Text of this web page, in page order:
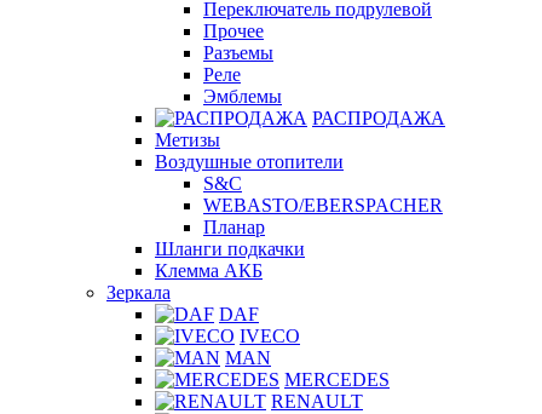
Переключатель подрулевой
Прочее
Разъемы
Реле
Эмблемы
РАСПРОДАЖА
Метизы
Воздушные отопители
S&C
WEBASTO/EBERSPACHER
Планар
Шланги подкачки
Клемма АКБ
Зеркала
DAF
IVECO
MAN
MERCEDES
RENAULT